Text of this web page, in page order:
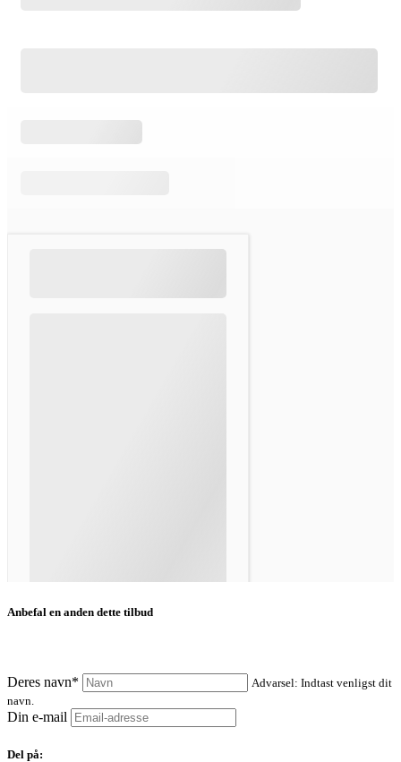
Anbefal en anden dette tilbud
Deres navn*
Advarsel: Indtast venligst dit
navn.
Din e-mail
Del på: